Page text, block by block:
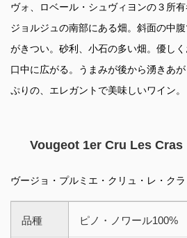
ヴォ、ロベール・シュヴィヨンの３所
ジョルジュの南部にある畑。斜面の中
がきつい。砂利、小石の多い畑。優し
口中に広がる。うまみが後から湧きあ
ぷりの、エレガントで美味しいワイン。
Vougeot 1er Cru Les
ヴージョ・プルミエ・クリュ・レ・ク
品種 ピノ・ノワール100%